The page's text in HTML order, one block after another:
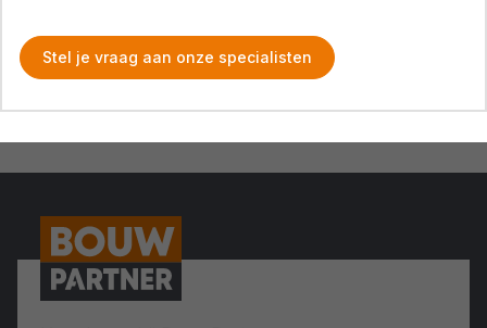
Stel je vraag aan onze specialisten